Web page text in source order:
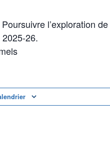
l’exploration
26.